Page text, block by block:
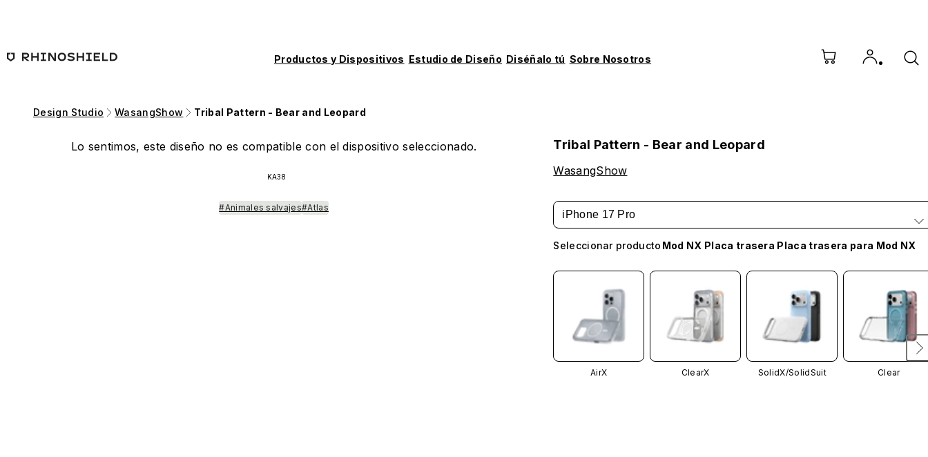
Productos y Dispositivos Estudio de Diseño Diséñalo tú Sobre Nosotros
Design Studio WasangShow Tribal Pattern - Bear and Leopard
Lo sentimos, este diseño no es compatible con el dispositivo seleccionado.
KA38
#Animales salvajes#Atlas
Tribal Pattern - Bear and Leopard
WasangShow
iPhone 17 Pro
Seleccionar producto Mod NX Placa trasera Placa trasera para Mod NX
AirX ClearX SolidX/SolidSuit Clear